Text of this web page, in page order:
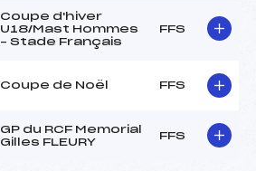
Coupe d'hiver
U18/Mast Hommes
– Stade Français
FFS
Coupe de Noël FFS
GP du RCF Memorial
Gilles FLEURY
FFS